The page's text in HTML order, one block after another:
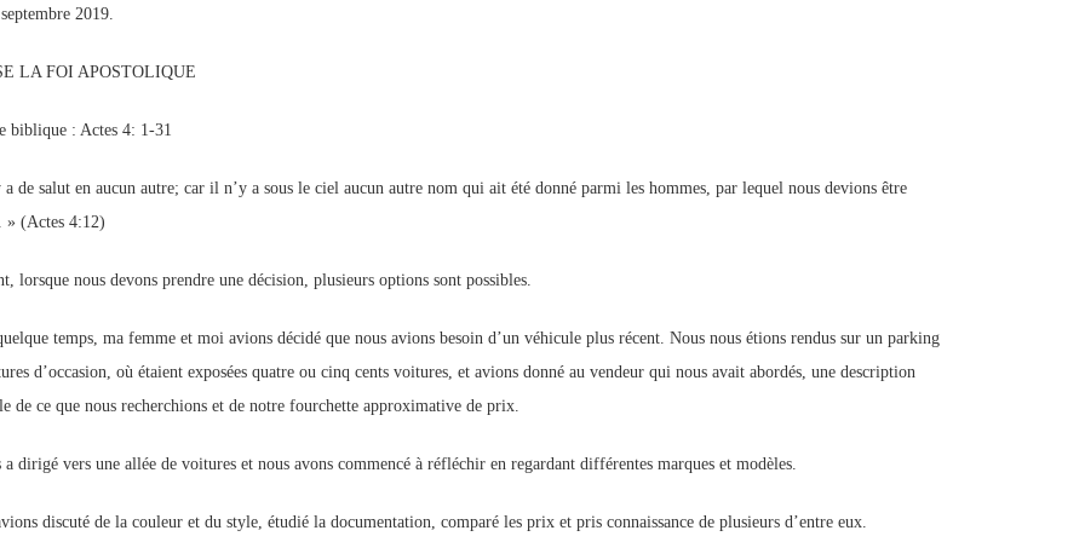
www.lafoiapostolique.org/wp-
lasse-rempli-de-tritesse.mp3
2019.
LA FOI APOSTOLIQUE
biblique : Actes 4: 1-31
de salut en aucun autre; car il n’y a sous le ciel aucun autre nom qui ait été donné parmi les hommes, par lequel nous devions être
» (Actes 4:12)
lorsque nous devons prendre une décision, plusieurs options sont possibles.
temps, ma femme et moi avions décidé que nous avions besoin d’un véhicule plus récent. Nous nous étions rendus sur un parking
d’occasion, où étaient exposées quatre ou cinq cents voitures, et avions donné au vendeur qui nous avait abordés, une description
de ce que nous recherchions et de notre fourchette approximative de prix.
dirigé vers une allée de voitures et nous avons commencé à réfléchir en regardant différentes marques et modèles.
discuté de la couleur et du style, étudié la documentation, comparé les prix et pris connaissance de plusieurs d’entre eux.